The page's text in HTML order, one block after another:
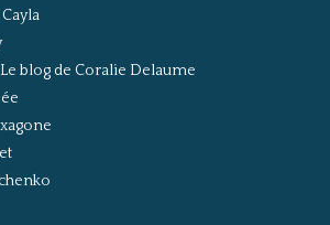
blog de Coralie Delaume